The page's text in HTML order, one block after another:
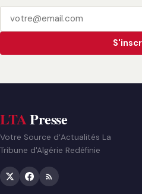
LTAPresse
Votre Source d’Actualités La
Tribune d'Algérie Redéfinie